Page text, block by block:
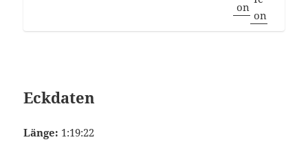
Eckdaten
Länge: 1:19:22